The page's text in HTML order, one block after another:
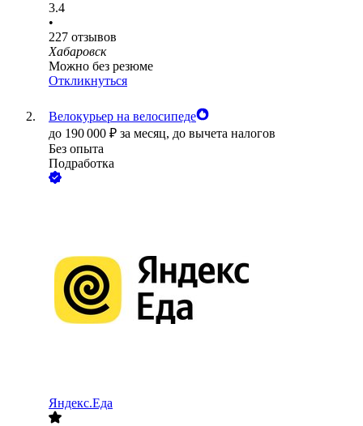
3.4
•
227 отзывов
Хабаровск
Можно без резюме
Откликнуться
Велокурьер на велосипеде
до 190 000 ₽ за месяц, до вычета налогов
Без опыта
Подработка
Яндекс.Еда